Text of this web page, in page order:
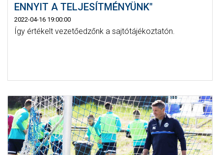
ENNYIT A TELJESÍTMÉNYÜNK"
2022-04-16 19:00:00
Így értékelt vezetőedzőnk a sajtótájékoztatón.